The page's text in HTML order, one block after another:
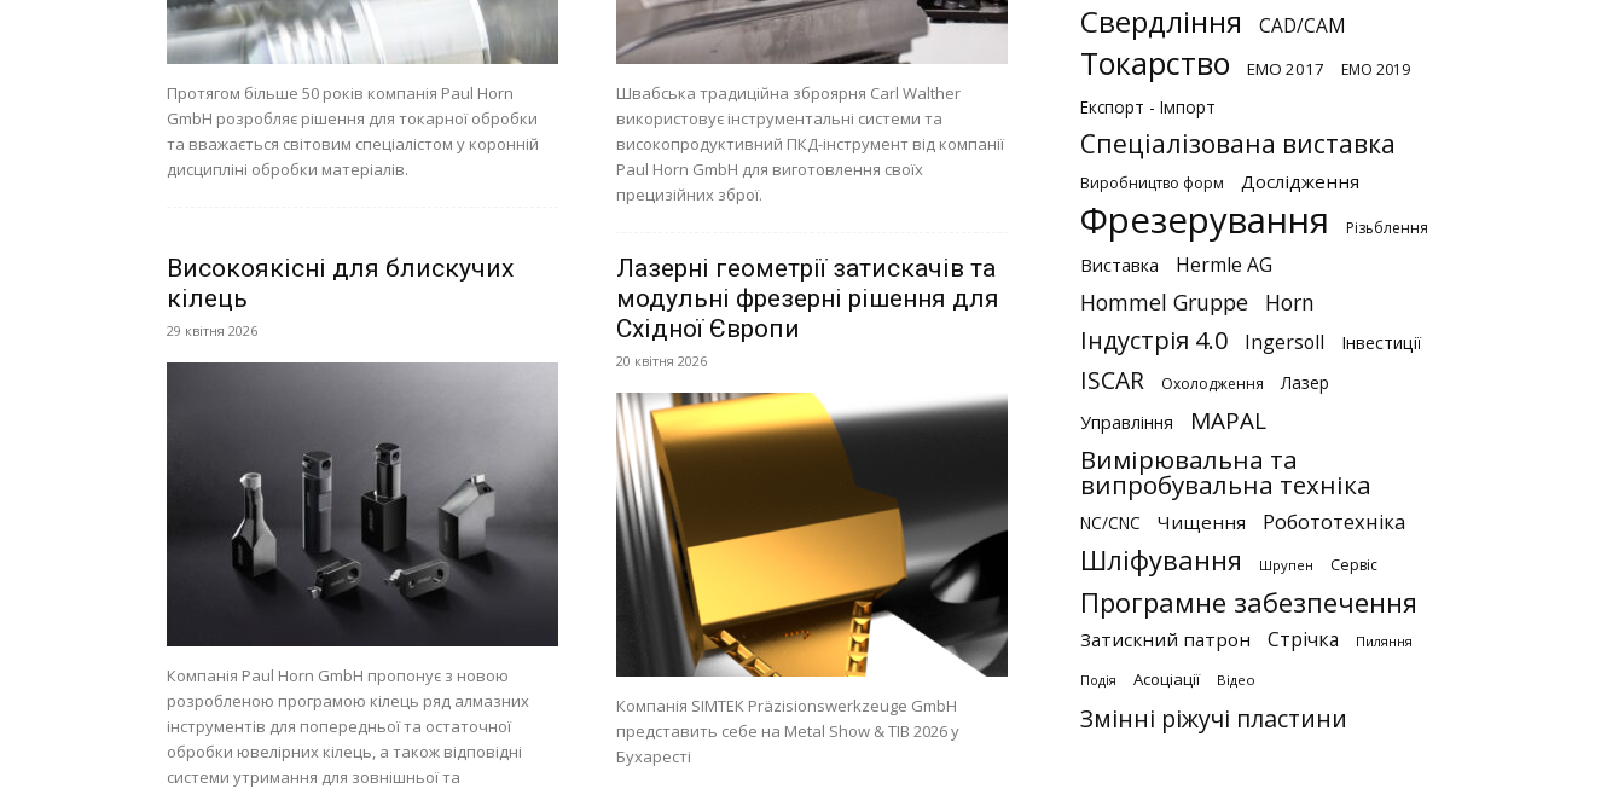
Протягом більше 50 років компанія Paul Horn
GmbH розробляє рішення для токарної обробки
та вважається світовим спеціалістом у коронній
дисципліні обробки матеріалів.
Швабська традиційна зброярня Carl Walther
використовує інструментальні системи та
високопродуктивний ПКД-інструмент від компанії
Paul Horn GmbH для виготовлення своїх
прецизійних зброї.
Високоякісні для блискучих
кілець
29 квітня 2026
Компанія Paul Horn GmbH пропонує з новою
розробленою програмою кілець ряд алмазних
інструментів для попередньої та остаточної
обробки ювелірних кілець, а також відповідні
системи утримання для зовнішньої та
Лазерні геометрії затискачів та
модульні фрезерні рішення для
Східної Європи
20 квітня 2026
Компанія SIMTEK Präzisionswerkzeuge GmbH
представить себе на Metal Show & TIB 2026 у
Бухаресті
Свердління CAD/CAM
Токарство EMO 2017 EMO 2019
Експорт - Імпорт
Спеціалізована виставка
Виробництво форм Дослідження
Фрезерування Різьблення
Виставка Hermle AG
Hommel Gruppe Horn
Індустрія 4.0 Ingersoll Інвестиції
ISCAR Охолодження
Лазер
Управління
MAPAL
Вимірювальна та
випробувальна техніка
NC/CNC Чищення Робототехніка
Шліфування Шрупен Сервіс
Програмне забезпечення
Затискний патрон Стрічка Пиляння
Подія Асоціації Відео
Змінні ріжучі пластини